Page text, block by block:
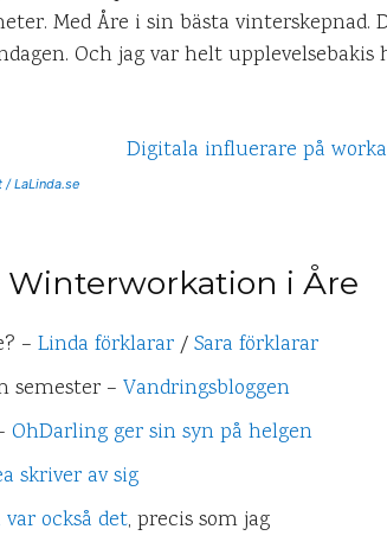
Med Åre i sin bästa
Och jag var helt
/ LaLinda.se
Winterworkation i Åre
– Linda förklarar/Sara förklarar
semester – Vandringsbloggen
OhDarling ger sin syn på helgen
skriver av sig
var också det, precis som jag